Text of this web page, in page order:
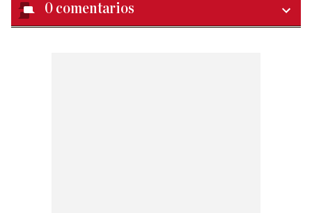
0 comentarios